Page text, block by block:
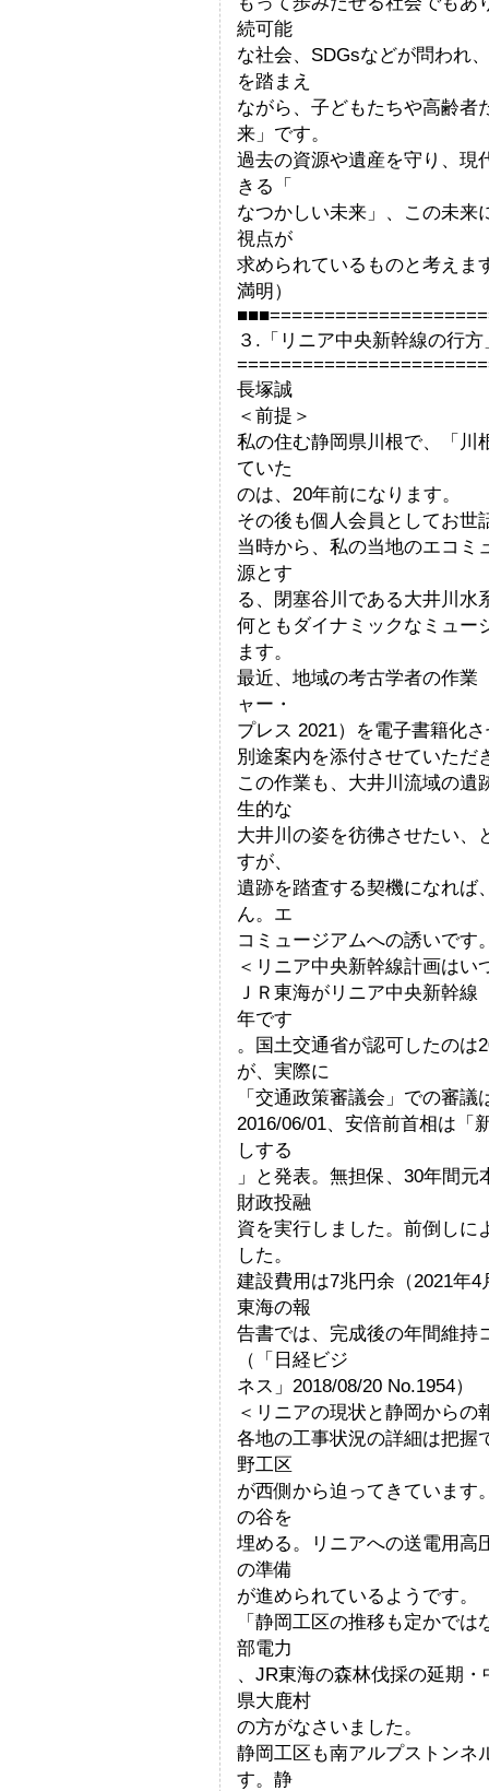
続可能
な社会、SDGsなどが問われ
を踏まえ
ながら、子どもたちや高齢者
来」です。
過去の資源や遺産を守り、現
きる「
なつかしい未来」、この未来
視点が
求められている
満明）
３.「リニア中央新幹線の行方
長塚誠
＜前提＞
私の住む静岡県川根で、「川
ていた
のは、20年前になります。
その後も個人会員としてお世
当時から、私の当地のエコミ
源とす
る、閉塞谷川である大井川水
何ともダイナミックなミュー
ます。
最近、地域の考古学者の作
ャー・
プレス 2021）を電子書籍化
別途案内を添付させていただ
この作業も、大井川流域の遺
生的な
大井川の姿を彷彿させたい、
すが、
遺跡を踏査する契機になれば
ん。エ
コミュージアムへの誘いです
＜リニア中央新幹線計画はい
ＪＲ東海がリニア中央新幹
年です
。国土交通省が認可したのは
が、実際に
「交通政策審議会」での審議
2016/06/01、安倍前首相は「
しする
」と発表。無担保、30年間
財政投融
資を実行しました。前倒しに
した。
建設費用は7兆円余（2021年
東海の報
告書では、完成後の年間維持
（「日経ビジ
ネス」2018/08/20 No.1954）
＜リニアの現状と静岡からの
各地の工事状況の詳細は把握
野工区
が西側から迫ってきています
の谷を
埋める。リニアへの送電用高
の準備
が進められているようです。
「静岡工区の推移も定かで
部電力
、JR東海の森林伐採の延期
県大鹿村
の方がなさいました。
静岡工区も南アルプストンネ
す。静